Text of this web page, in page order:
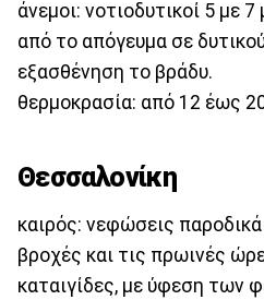
άνεμοι: νοτιοδυτικοί 5 με
από το απόγευμα σε
εξασθένηση το βράδυ.
θερμοκρασία: από 12 έως
Θεσσαλονίκη
καιρός: νεφώσεις
βροχές και τις πρωινές
καταιγίδες, με ύφεση των